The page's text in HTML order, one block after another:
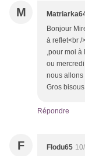
M
Bonjour
à reflet<br /
,pour moi à
ou
nous allons
Gros
Répondre
F Flodu65